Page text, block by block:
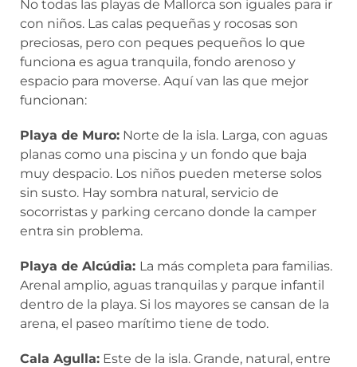
No todas las playas de Mallorca son iguales para ir
con niños. Las calas pequeñas y rocosas son
preciosas, pero con peques pequeños lo que
funciona es agua tranquila, fondo arenoso y
espacio para moverse. Aquí van las que mejor
funcionan:
Playa de Muro: Norte de la isla. Larga, con aguas
planas como una piscina y un fondo que baja
muy despacio. Los niños pueden meterse solos
sin susto. Hay sombra natural, servicio de
socorristas y parking cercano donde la camper
entra sin problema.
Playa de Alcúdia: La más completa para familias.
Arenal amplio, aguas tranquilas y parque infantil
dentro de la playa. Si los mayores se cansan de la
arena, el paseo marítimo tiene de todo.
Cala Agulla: Este de la isla. Grande, natural, entre